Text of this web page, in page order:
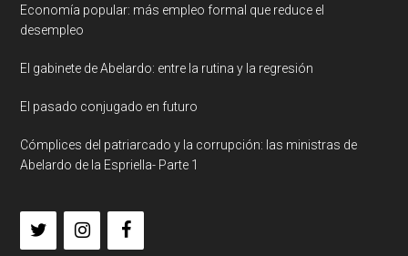
Economía popular: más empleo formal que reduce el
desempleo
El gabinete de Abelardo: entre la rutina y la regresión
El pasado conjugado en futuro
Cómplices del patriarcado y la corrupción: las ministras de
Abelardo de la Espriella- Parte 1